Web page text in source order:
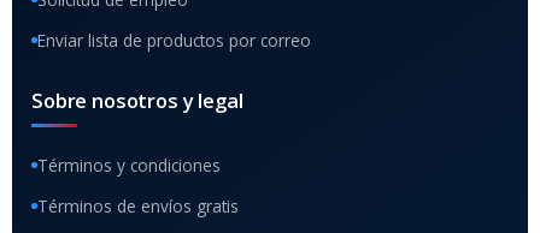
Enviar lista de productos por correo
Sobre nosotros y legal
Términos y condiciones
Términos de envíos gratis